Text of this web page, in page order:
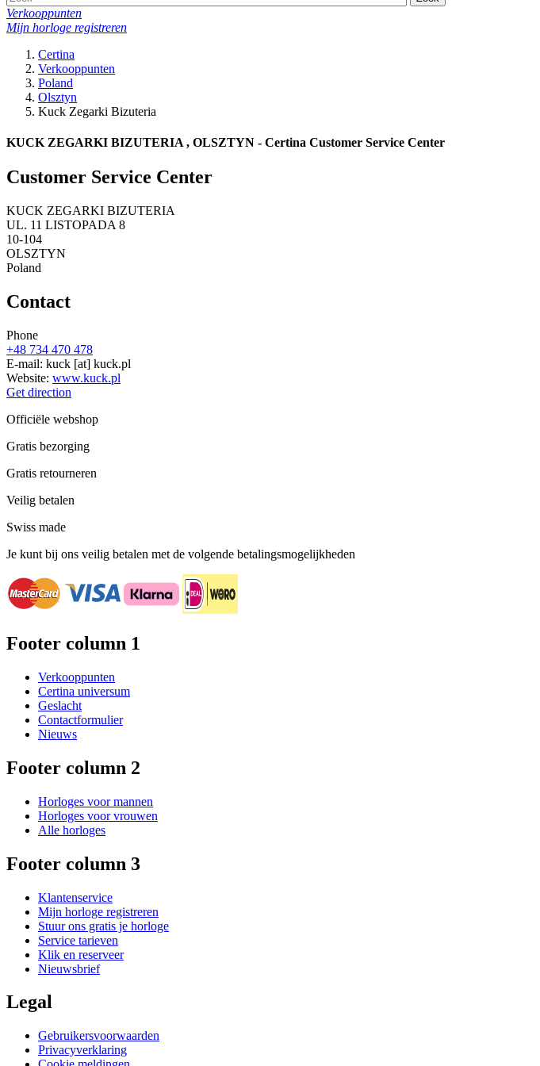
Verkooppunten
Mijn horloge registreren
Certina
Verkooppunten
Poland
Olsztyn
Kuck Zegarki Bizuteria
KUCK ZEGARKI BIZUTERIA , OLSZTYN - Certina Customer Service Center
Customer Service Center
KUCK ZEGARKI BIZUTERIA
UL. 11 LISTOPADA 8
10-104
OLSZTYN
Poland
Contact
Phone
+48 734 470 478
E-mail: kuck [at] kuck.pl
Website: www.kuck.pl
Get direction
Officiële webshop
Gratis bezorging
Gratis retourneren
Veilig betalen
Swiss made
Je kunt bij ons veilig betalen met de volgende betalingsmogelijkheden
Footer column 1
Verkooppunten
Certina universum
Geslacht
Contactformulier
Nieuws
Footer column 2
Horloges voor mannen
Horloges voor vrouwen
Alle horloges
Footer column 3
Klantenservice
Mijn horloge registreren
Stuur ons gratis je horloge
Service tarieven
Klik en reserveer
Nieuwsbrief
Legal
Gebruikersvoorwaarden
Privacyverklaring